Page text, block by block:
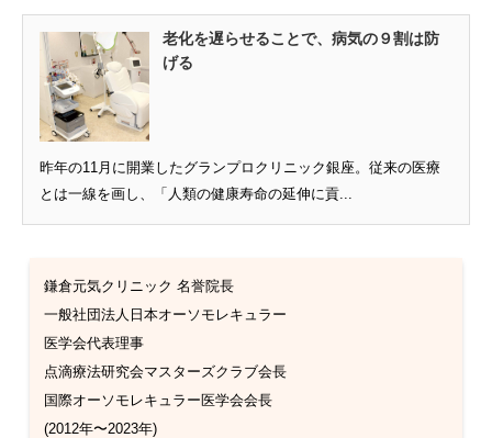
老化を遅らせることで、病気の９割は防
げる
昨年の11月に開業したグランプロクリニック銀座。従来の医療
とは一線を画し、「人類の健康寿命の延伸に貢...
鎌倉元気クリニック 名誉院長
一般社団法人日本オーソモレキュラー
医学会代表理事
点滴療法研究会マスターズクラブ会長
国際オーソモレキュラー医学会会長
(2012年〜2023年)